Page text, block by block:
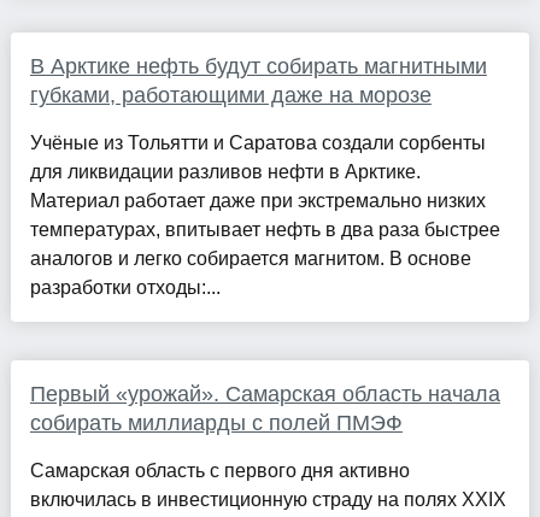
В Арктике нефть будут собирать магнитными
губками, работающими даже на морозе
Учёные из Тольятти и Саратова создали сорбенты
для ликвидации разливов нефти в Арктике.
Материал работает даже при экстремально низких
температурах, впитывает нефть в два раза быстрее
аналогов и легко собирается магнитом. В основе
разработки отходы:...
Первый «урожай». Самарская область начала
собирать миллиарды с полей ПМЭФ
Самарская область с первого дня активно
включилась в инвестиционную страду на полях XXIX